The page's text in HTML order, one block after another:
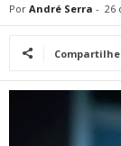
Por André Serra - 26